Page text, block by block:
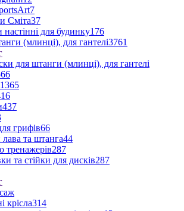
7
Сміта37
настінні для будинку176
(млинці), для гантелі3761
для штанги (млинці), для гантелі
1365
437
грифів66
та штанга44
тренажерів287
та стійки для дисків287
крісла314